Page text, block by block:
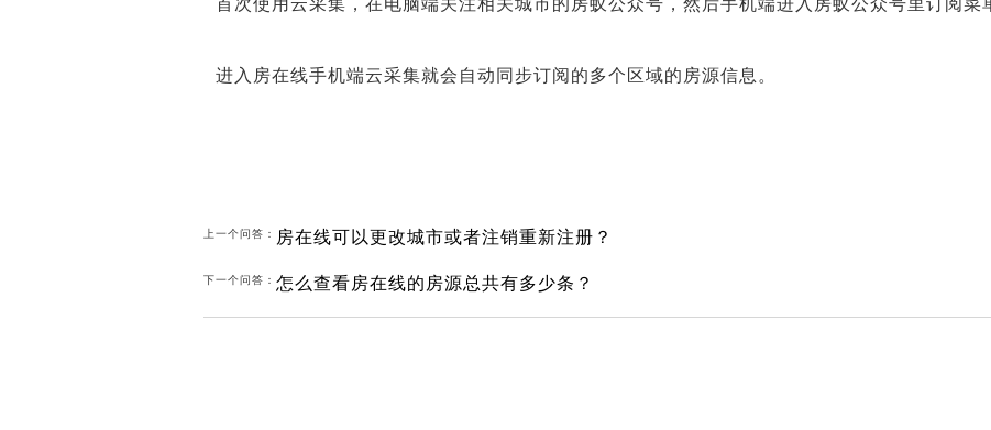
进入房在线手机端云采集就会自动同步订阅的多个区域的房源信息。
上一个问答： 房在线可以更改城市或者注销重新注册？
下一个问答： 怎么查看房在线的房源总共有多少条？